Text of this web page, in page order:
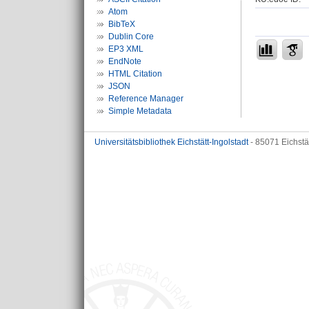
Atom
BibTeX
Dublin Core
EP3 XML
EndNote
HTML Citation
JSON
Reference Manager
Simple Metadata
Universitätsbibliothek Eichstätt-Ingolstadt- 85071